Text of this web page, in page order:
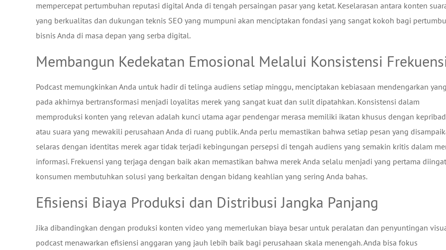
mempercepat pertumbuhan reputasi digital Anda di tengah persaingan pasar yang ketat. Keselarasan antara konten
yang berkualitas dan dukungan teknis SEO yang mumpuni akan menciptakan fondasi yang sangat kokoh bagi
bisnis Anda di masa depan yang serba digital.
Membangun Kedekatan Emosional Melalui Konsistensi
Podcast memungkinkan Anda untuk hadir di telinga audiens setiap minggu, menciptakan kebiasaan mendengarkan yang
pada akhirnya bertransformasi menjadi loyalitas merek yang sangat kuat dan sulit dipatahkan. Konsistensi dalam
memproduksi konten yang relevan adalah kunci utama agar pendengar merasa memiliki ikatan khusus dengan
atau suara yang mewakili perusahaan Anda di ruang publik. Anda perlu memastikan bahwa setiap pesan yang
selaras dengan identitas merek agar tidak terjadi kebingungan persepsi di tengah audiens yang semakin kritis dalam
informasi. Frekuensi yang terjaga dengan baik akan memastikan bahwa merek Anda selalu menjadi yang pertama
konsumen membutuhkan solusi yang berkaitan dengan bidang keahlian yang sering Anda bahas.
Efisiensi Biaya Produksi dan Distribusi Jangka Panjang
Jika dibandingkan dengan produksi konten video yang memerlukan biaya besar untuk peralatan dan penyuntingan
podcast menawarkan efisiensi anggaran yang jauh lebih baik bagi perusahaan skala menengah. Anda bisa fokus